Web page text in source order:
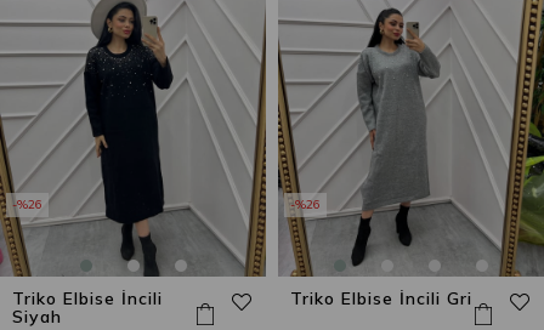
Triko Elbise İncili
Siyah
%26
Triko Elbise İncili Gri
%26